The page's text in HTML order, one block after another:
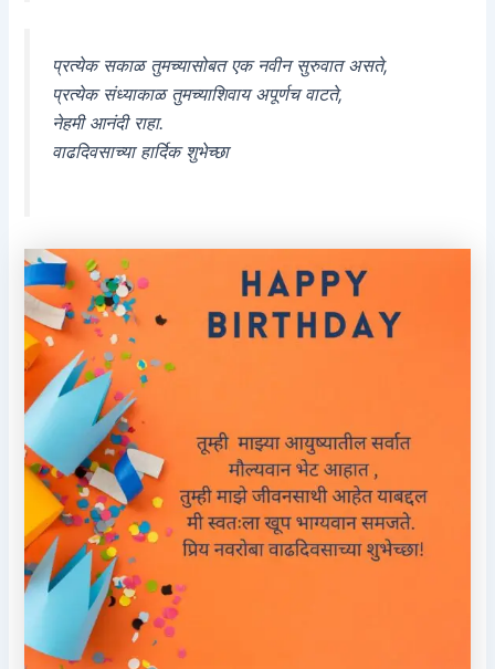
प्रत्येक सकाळ तुमच्यासोबत एक नवीन सुरुवात असते,
प्रत्येक संध्याकाळ तुमच्याशिवाय अपूर्णच वाटते,
नेहमी आनंदी राहा.
वाढदिवसाच्या हार्दिक शुभेच्छा